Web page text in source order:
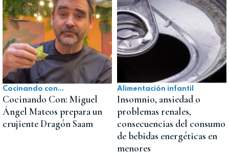
Cocinando con...
Cocinando Con: Miguel
Ángel Mateos prepara un
crujiente Dragón Saam
Alimentación infantil
Insomnio, ansiedad o
problemas renales,
consecuencias del consumo
de bebidas energéticas en
menores